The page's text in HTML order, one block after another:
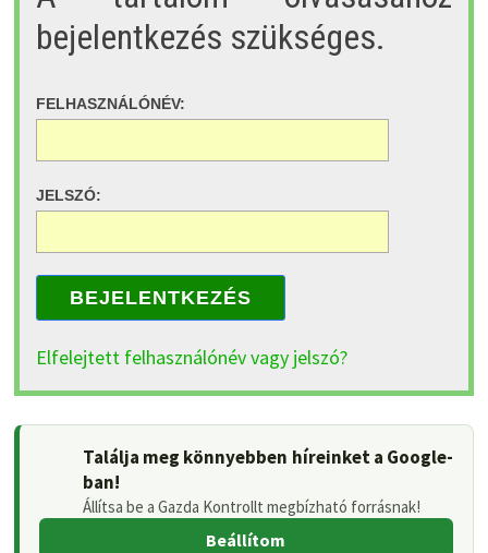
bejelentkezés szükséges.
FELHASZNÁLÓNÉV:
JELSZÓ:
BEJELENTKEZÉS
Elfelejtett felhasználónév vagy jelszó?
Találja meg könnyebben híreinket a Google-
ban!
Állítsa be a Gazda Kontrollt megbízható forrásnak!
Beállítom